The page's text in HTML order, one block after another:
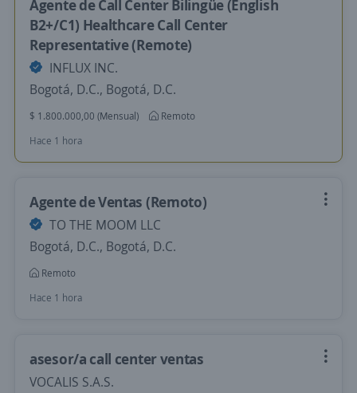
Agente de Call Center Bilingüe (English
B2+/C1) Healthcare Call Center
Representative (Remote)
INFLUX INC.
Bogotá, D.C., Bogotá, D.C.
$ 1.800.000,00 (Mensual)
Remoto
Hace 1 hora
Agente de Ventas (Remoto)
TO THE MOOM LLC
Bogotá, D.C., Bogotá, D.C.
Remoto
Hace 1 hora
asesor/a call center ventas
VOCALIS S.A.S.